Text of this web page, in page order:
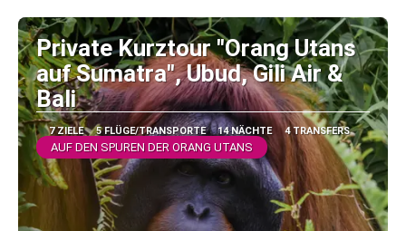
Sehen
Private Kurztour "Orang Utans
auf Sumatra", Ubud, Gili Air &
Bali
7 ZIELE 5 FLÜGE/TRANSPORTE 14 NÄCHTE 4 TRANSFERS
AUF DEN SPUREN DER ORANG UTANS